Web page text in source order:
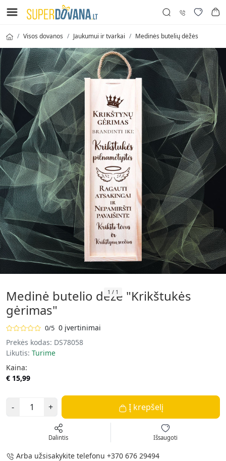
Visos dovanos Jaukumui ir tvarkai Medinės butelių dėžės
1 / 1
Medinė butelio dėžė "Krikštukės
gėrimas"
0/5 0 įvertinimai
Prekės kodas: DS78058
Likutis: Turime
Kaina:
€ 15,99
- + Į krepšelį
Dalintis Išsaugoti
Arba užsisakykite telefonu +370 676 29494